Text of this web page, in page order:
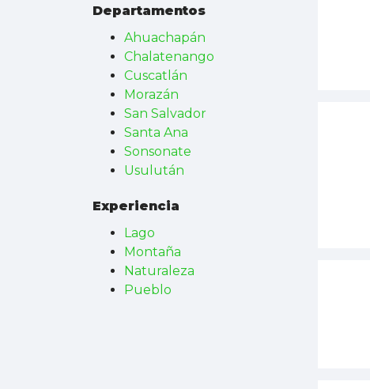
Departamentos
Ahuachapán
Chalatenango
Cuscatlán
Morazán
San Salvador
Santa Ana
Sonsonate
Usulután
Experiencia
Lago
Montaña
Naturaleza
Pueblo